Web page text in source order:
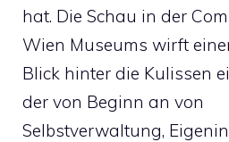
hat. Die Schau in der
Wien Museums wirft
Blick hinter die Kulissen
der von Beginn an von
Selbstverwaltung,